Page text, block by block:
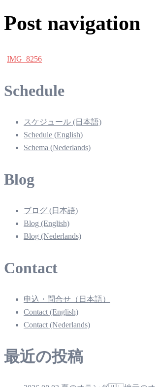
Post navigation
IMG_8256
Schedule
スケジュール (日本語)
Schedule (English)
Schema (Nederlands)
Blog
ブログ (日本語)
Blog (English)
Blog (Nederlands)
Contact
申込・問合せ（日本語）
Contact (English)
Contact (Nederlands)
最近の投稿